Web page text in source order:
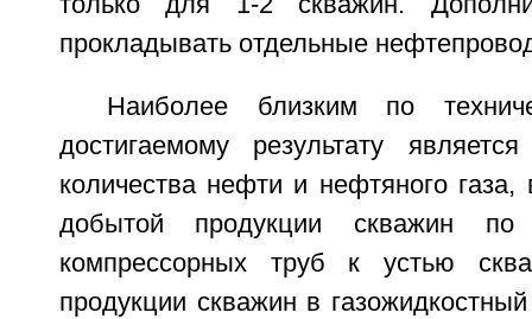
прокладывать отдельные
Наиболее близким по
достигаемому результату
количества нефти и нефтяного
добытой продукции скважин по
компрессорных труб к устью
продукции скважин в